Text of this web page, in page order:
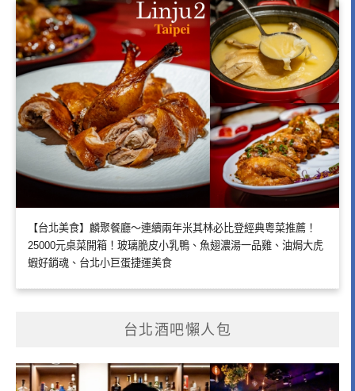
【台北美食】麟聚餐廳～連續兩年米其林必比登經典粵菜推薦！
25000元桌菜開箱！玻璃脆皮小乳鴨、魚翅濃湯一品雞、油焗大虎
蝦好銷魂、台北小巨蛋捷運美食
台北酒吧懶人包